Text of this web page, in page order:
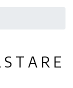
T A R E